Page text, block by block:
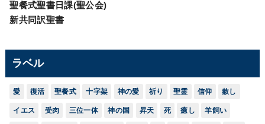
聖餐式聖書日課(聖公会)
新共同訳聖書
ラベル
愛 復活 聖餐式 十字架 神の愛 祈り 聖霊 信仰 赦し
イエス 受肉 三位一体 神の国 昇天 死 癒し 羊飼い